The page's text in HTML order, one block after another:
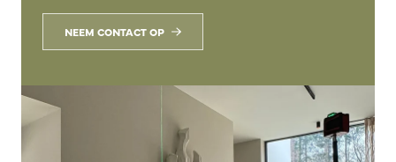
NEEM CONTACT OP